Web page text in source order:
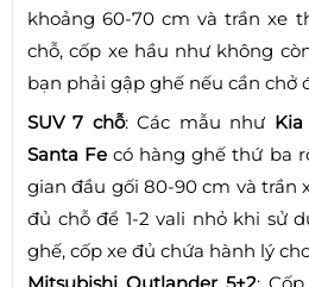
khoảng 60-70 cm và trần xe
chỗ, cốp xe hầu như không
bạn phải gập ghế nếu cần chở
SUV 7 chỗ: Các mẫu như Kia
Santa Fe có hàng ghế thứ ba
gian đầu gối 80-90 cm và trần
đủ chỗ để 1-2 vali nhỏ khi sử
ghế, cốp xe đủ chứa hành lý